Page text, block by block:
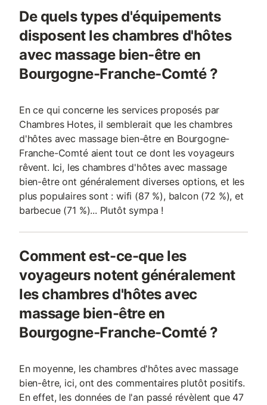
De quels types d'équipements
disposent les chambres d'hôtes
avec massage bien-être en
Bourgogne-Franche-Comté ?
En ce qui concerne les services proposés par
Chambres Hotes, il semblerait que les chambres
d'hôtes avec massage bien-être en Bourgogne-
Franche-Comté aient tout ce dont les voyageurs
rêvent. Ici, les chambres d'hôtes avec massage
bien-être ont généralement diverses options, et les
plus populaires sont : wifi (87 %), balcon (72 %), et
barbecue (71 %)... Plutôt sympa !
Comment est-ce-que les
voyageurs notent généralement
les chambres d'hôtes avec
massage bien-être en
Bourgogne-Franche-Comté ?
En moyenne, les chambres d'hôtes avec massage
bien-être, ici, ont des commentaires plutôt positifs.
En effet, les données de l'an passé révèlent que 47